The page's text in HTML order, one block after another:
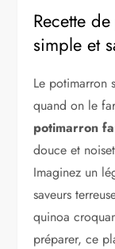
Recette
simple et
Le potimarron
quand on le
potimarron
douce et
Imaginez un
saveurs
quinoa
préparer, ce